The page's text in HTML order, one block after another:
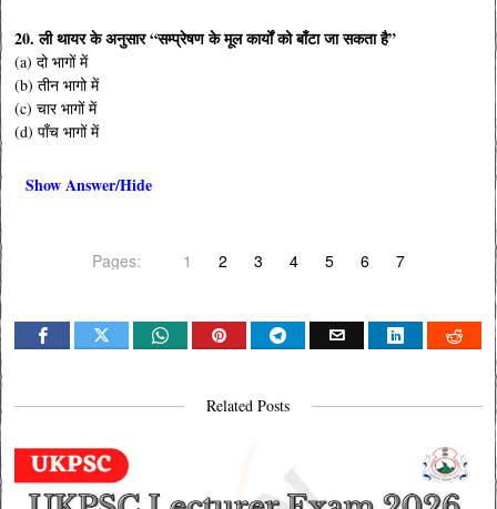
20. ली थायर के अनुसार “सम्प्रेषण के मूल कार्यों को बाँटा जा सकता है”
(a) दो भागों में
(b) तीन भागो में
(c) चार भागों में
(d) पाँच भागों में
Show Answer/Hide
Pages: 1 2 3 4 5 6 7
Related Posts